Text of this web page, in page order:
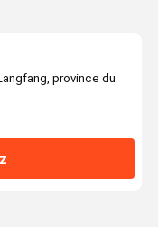
province du